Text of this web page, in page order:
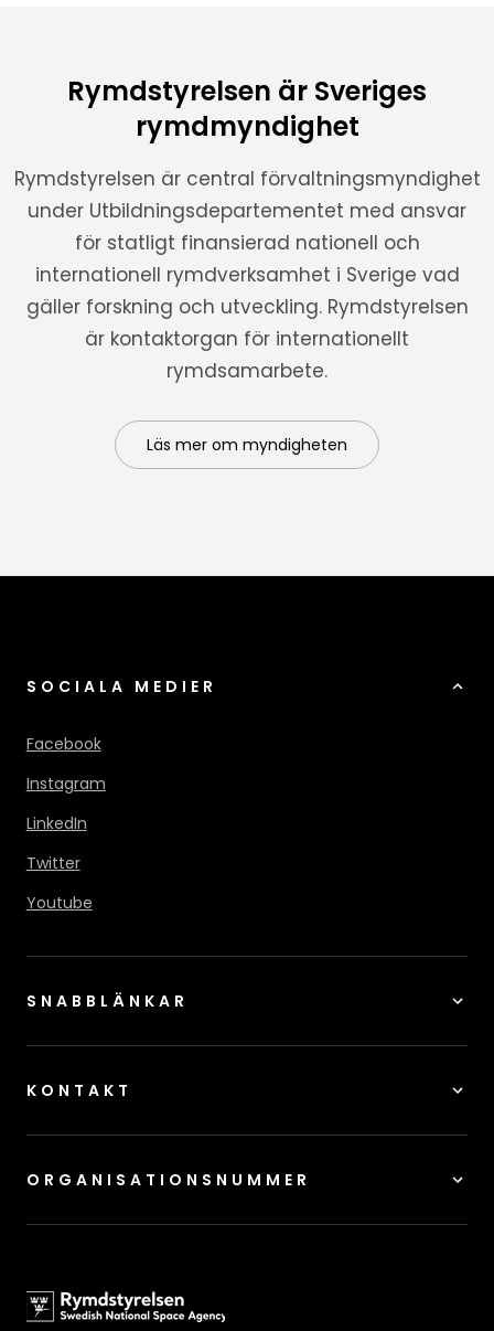
Rymdstyrelsen är Sveriges
rymdmyndighet
Rymdstyrelsen är central förvaltningsmyndighet
under Utbildningsdepartementet med ansvar
för statligt finansierad nationell och
internationell rymdverksamhet i Sverige vad
gäller forskning och utveckling. Rymdstyrelsen
är kontaktorgan för internationellt
rymdsamarbete.
Läs mer om myndigheten
SOCIALA MEDIER
Facebook
Instagram
LinkedIn
Twitter
Youtube
SNABBLÄNKAR
KONTAKT
ORGANISATIONSNUMMER